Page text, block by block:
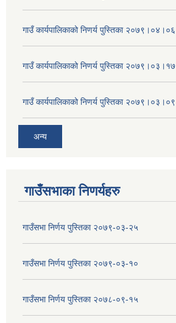
गाउँ कार्यपालिकाको निणर्य पुस्तिका २०७९।०४।०६
गाउँ कार्यपालिकाको निणर्य पुस्तिका २०७९।०३।१७
गाउँ कार्यपालिकाको निणर्य पुस्तिका २०७९।०३।०९
अन्य
गाउँसभाका निणर्यहरु
गाउँसभा निर्णय पुस्तिका २०७९-०३-२५
गाउँसभा निर्णय पुस्तिका २०७९-०३-१०
गाउँसभा निर्णय पुस्तिका २०७८-०९-१५